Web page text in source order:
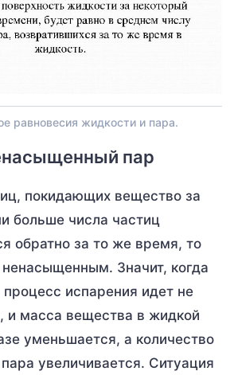
равновесия жидкости и пара.
пар
покидающих вещество за
больше числа частиц
обратно за то же время, то
Значит, когда
испарения идет не
и масса вещества в жидкой
уменьшается, а количество
увеличивается. Ситуация